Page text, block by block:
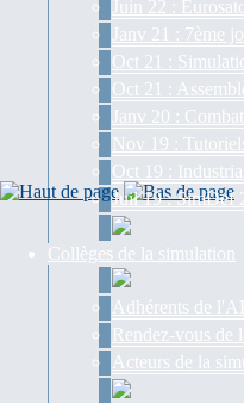
Juin 22 :
Janv 21 : 7ème
Oct 21 :
Oct 21 :
Janv 20 :
Nov 19 :
Oct 19 :
Juil 19 : SimDef
Collèges de la simulation
Adhérents de
Rendez-vous de
Acteurs de la